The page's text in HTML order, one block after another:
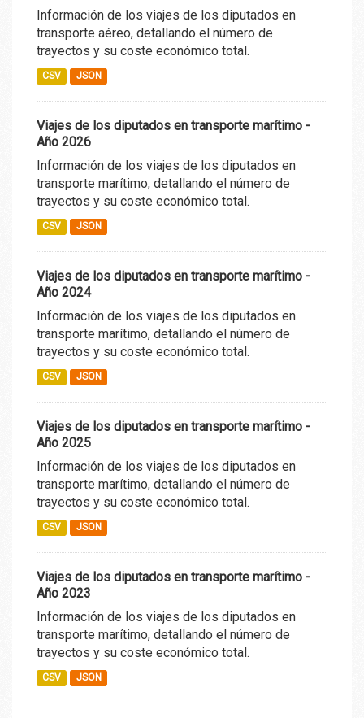
Información de los viajes de los diputados en
transporte aéreo, detallando el número de
trayectos y su coste económico total.
CSV JSON
Viajes de los diputados en transporte marítimo -
Año 2026
Información de los viajes de los diputados en
transporte marítimo, detallando el número de
trayectos y su coste económico total.
CSV JSON
Viajes de los diputados en transporte marítimo -
Año 2024
Información de los viajes de los diputados en
transporte marítimo, detallando el número de
trayectos y su coste económico total.
CSV JSON
Viajes de los diputados en transporte marítimo -
Año 2025
Información de los viajes de los diputados en
transporte marítimo, detallando el número de
trayectos y su coste económico total.
CSV JSON
Viajes de los diputados en transporte marítimo -
Año 2023
Información de los viajes de los diputados en
transporte marítimo, detallando el número de
trayectos y su coste económico total.
CSV JSON